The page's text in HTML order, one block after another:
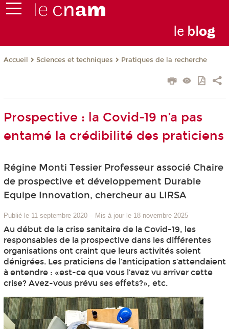
le blog
Accueil Sciences et techniques Pratiques de la recherche
Prospective : la Covid-19 n’a pas
entamé la crédibilité des praticiens
Régine Monti Tessier Professeur associé Chaire
de prospective et développement Durable
Equipe Innovation, chercheur au LIRSA
Publié le 11 septembre 2020 – Mis à jour le 18 novembre 2025
Au début de la crise sanitaire de la Covid-19, les
responsables de la prospective dans les différentes
organisations ont craint que leurs activités soient
dénigrées. Les praticiens de l’anticipation s’attendaient
à entendre : «est-ce que vous l’avez vu arriver cette
crise? Avez-vous prévu ses effets?», etc.